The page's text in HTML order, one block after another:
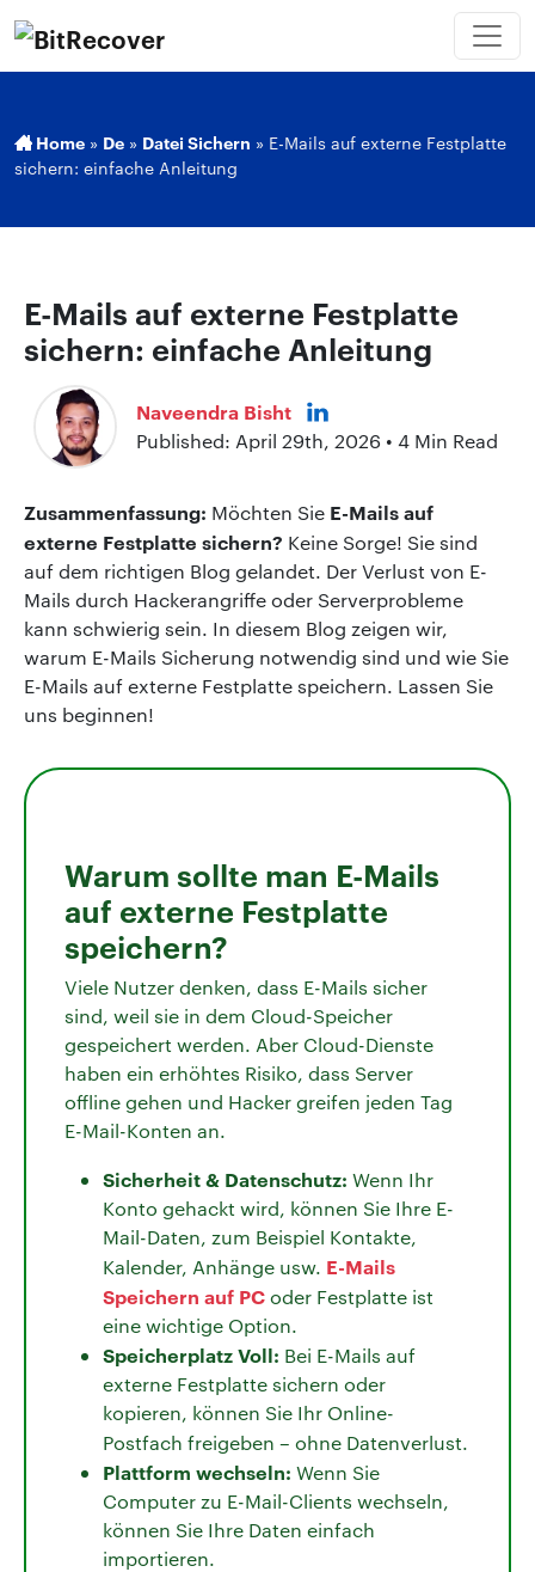
Home » De » Datei Sichern » E-Mails auf externe Festplatte
sichern: einfache Anleitung
E-Mails auf externe Festplatte
sichern: einfache Anleitung
Naveendra Bisht
Published: April 29th, 2026 • 4 Min Read
Zusammenfassung: Möchten Sie E-Mails auf
externe Festplatte sichern? Keine Sorge! Sie sind
auf dem richtigen Blog gelandet. Der Verlust von E-
Mails durch Hackerangriffe oder Serverprobleme
kann schwierig sein. In diesem Blog zeigen wir,
warum E-Mails Sicherung notwendig sind und wie Sie
E-Mails auf externe Festplatte speichern. Lassen Sie
uns beginnen!
Warum sollte man E-Mails
auf externe Festplatte
speichern?
Viele Nutzer denken, dass E-Mails sicher
sind, weil sie in dem Cloud-Speicher
gespeichert werden. Aber Cloud-Dienste
haben ein erhöhtes Risiko, dass Server
offline gehen und Hacker greifen jeden Tag
E-Mail-Konten an.
Sicherheit & Datenschutz: Wenn Ihr
Konto gehackt wird, können Sie Ihre E-
Mail-Daten, zum Beispiel Kontakte,
Kalender, Anhänge usw. E-Mails
Speichern auf PCoder Festplatte ist
eine wichtige Option.
Speicherplatz Voll: Bei E-Mails auf
externe Festplatte sichern oder
kopieren, können Sie Ihr Online-
Postfach freigeben – ohne Datenverlust.
Plattform wechseln: Wenn Sie
Computer zu E-Mail-Clients wechseln,
können Sie Ihre Daten einfach
importieren.